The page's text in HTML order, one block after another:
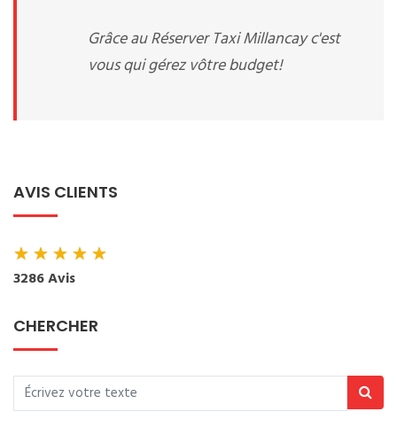
Grâce au Réserver Taxi Millancay c'est
vous qui gérez vôtre budget!
AVIS CLIENTS
★★★★★
3286 Avis
CHERCHER